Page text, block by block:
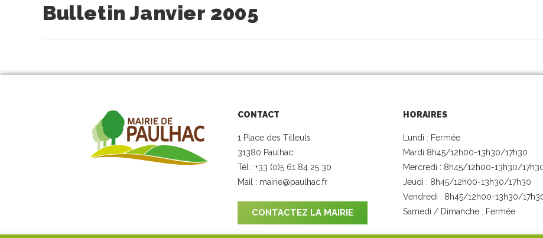
Bulletin Janvier 2005
CONTACT
1 Place des Tilleuls
31380 Paulhac
Tél : +33 (0)5 61 84 25 30
Mail : mairie@paulhac.fr
CONTACTEZ LA MAIRIE
HORAIRES
Lundi : Fermée
Mardi 8h45/12h00-13h30/17h30
Mercredi : 8h45/12h00-13h30/
Jeudi : 8h45/12h00-13h30/17h30
Vendredi : 8h45/12h00-13h30/
Samedi / Dimanche : Fermée